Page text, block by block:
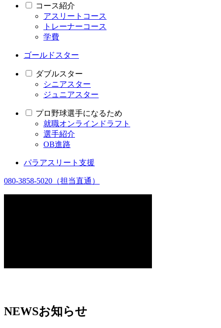
コース紹介
アスリートコース
トレーナーコース
学費
ゴールドスター
ダブルスター
シニアスター
ジュニアスター
プロ野球選手になるため
就職オンラインドラフト
選手紹介
OB進路
パラアスリート支援
080-3858-5020 （担当直通）
NEWSお知らせ